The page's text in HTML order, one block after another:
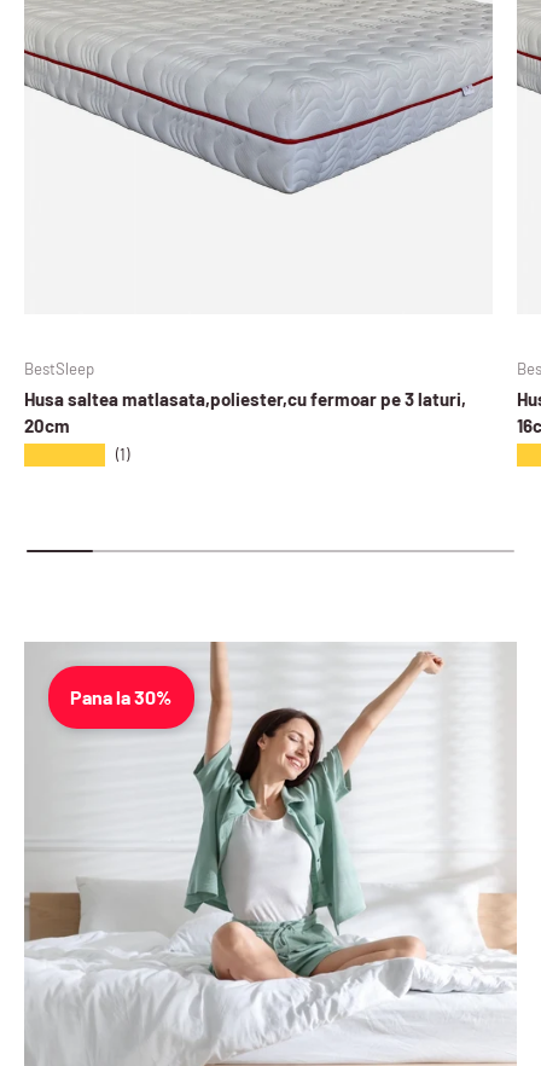
BestSleep
Husa saltea matlasata,poliester,cu fermoar pe 3 laturi,
20cm
(1)
Pana la 30%